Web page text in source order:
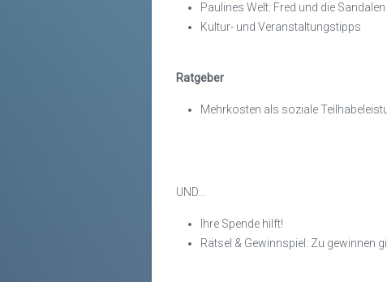
Paulines Welt: Fred und die Sandalen
Kultur- und Veranstaltungstipps
Ratgeber
Mehrkosten als soziale
UND...
Ihre Spende hilft!
Rätsel & Gewinnspiel: Zu gewinnen